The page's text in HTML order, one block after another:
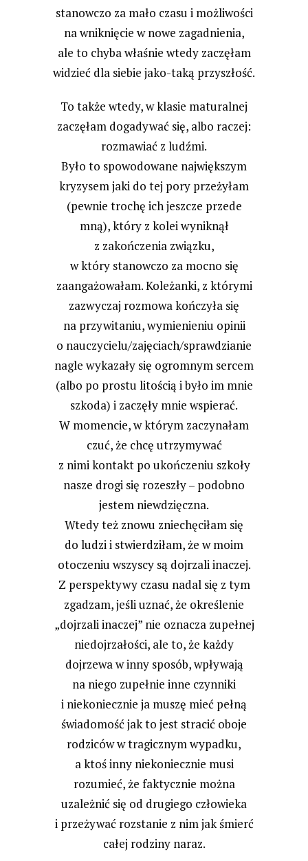
stanowczo za mało czasu i możliwości
na wniknięcie w nowe zagadnienia,
ale to chyba właśnie wtedy zaczęłam
widzieć dla siebie jako-taką przyszłość.
To także wtedy, w klasie maturalnej
zaczęłam dogadywać się, albo raczej:
rozmawiać z ludźmi.
Było to spowodowane największym
kryzysem jaki do tej pory przeżyłam
(pewnie trochę ich jeszcze przede
mną), który z kolei wyniknął
z zakończenia związku,
w który stanowczo za mocno się
zaangażowałam. Koleżanki, z którymi
zazwyczaj rozmowa kończyła się
na przywitaniu, wymienieniu opinii
o nauczycielu/zajęciach/sprawdzianie
nagle wykazały się ogromnym sercem
(albo po prostu litością i było im mnie
szkoda) i zaczęły mnie wspierać.
W momencie, w którym zaczynałam
czuć, że chcę utrzymywać
z nimi kontakt po ukończeniu szkoły
nasze drogi się rozeszły – podobno
jestem niewdzięczna.
Wtedy też znowu zniechęciłam się
do ludzi i stwierdziłam, że w moim
otoczeniu wszyscy są dojrzali inaczej.
Z perspektywy czasu nadal się z tym
zgadzam, jeśli uznać, że określenie
„dojrzali inaczej” nie oznacza zupełnej
niedojrzałości, ale to, że każdy
dojrzewa w inny sposób, wpływają
na niego zupełnie inne czynniki
i niekoniecznie ja muszę mieć pełną
świadomość jak to jest stracić oboje
rodziców w tragicznym wypadku,
a ktoś inny niekoniecznie musi
rozumieć, że faktycznie można
uzależnić się od drugiego człowieka
i przeżywać rozstanie z nim jak śmierć
całej rodziny naraz.